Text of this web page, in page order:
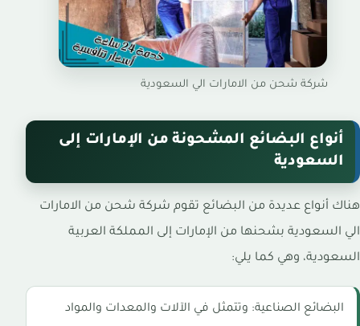
شركة شحن من الامارات الي السعودية
أنواع البضائع المشحونة من الإمارات إلى
السعودية
هناك أنواع عديدة من البضائع تقوم شركة شحن من الامارات
الي السعودية بشحنها من الإمارات إلى المملكة العربية
السعودية، وهي كما يلي:
البضائع الصناعية: وتتمثل في الآلات والمعدات والمواد